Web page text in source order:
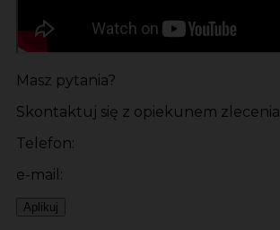
Masz pytania?
Skontaktuj się z opiekunem zlecenia
Telefon:
e-mail:
Aplikuj